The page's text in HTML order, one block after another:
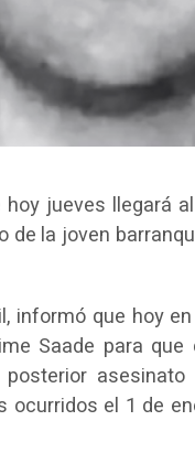
jueves llegará
de la joven
informó que hoy
Saade para que
ocurridos el 1 de